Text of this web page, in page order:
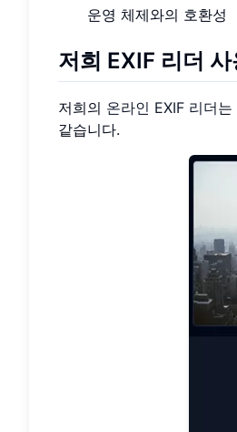
운영 체제와의 호환성
저희 EXIF 리더
저희의 온라인 EXIF 리더는
같습니다.